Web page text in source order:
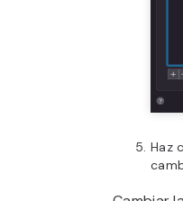
Haz